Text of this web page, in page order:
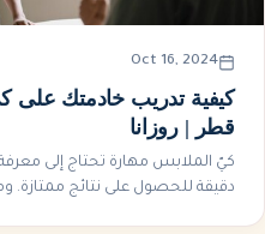
Oct 16, 2024
كيفية تدريب خادمتك على
قطر | روزانا
كيّ الملابس مهارة تحتاج إلى
دقيقة للحصول على نتائج ممتازة.